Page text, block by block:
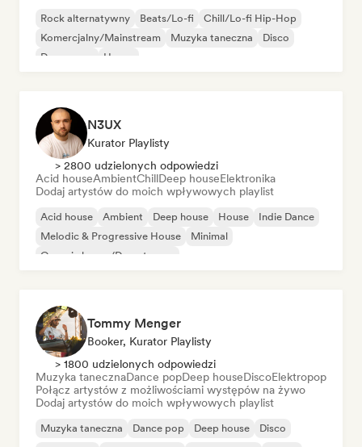
Rock alternatywny Beats/Lo-fi
Chill/Lo-fi Hip-Hop
Komercjalny/Mainstream
Muzyka taneczna
Disco
Dream pop
House
N3UX
Kurator Playlisty
> 2800 udzielonych odpowiedzi
Acid houseAmbientChillDeep houseElektronika
Dodaj artystów do moich wpływowych playlist
Acid house Ambient Deep house House
Indie Dance
Melodic & Progressive House
Minimal
Organic house/Downtempo
Tommy Menger
Booker, Kurator Playlisty
> 1800 udzielonych odpowiedzi
Muzyka tanecznaDance popDeep houseDiscoElektropop
Połącz artystów z możliwościami występów na żywo
Dodaj artystów do moich wpływowych playlist
Muzyka taneczna Dance pop Deep house
Disco